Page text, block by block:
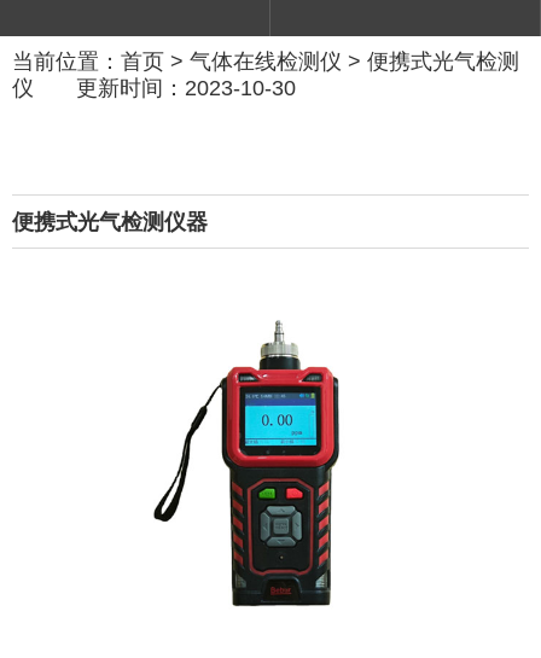
当前位置： 首页 > 气体在线检测仪 > 便携式光气检测
仪 更新时间：2023-10-30
便携式光气检测仪器